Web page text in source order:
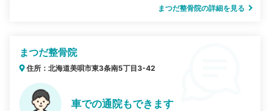
まつだ整骨院の詳細を見る
まつだ整骨院
住所：北海道美唄市東3条南5丁目3-42
車での通院もできます